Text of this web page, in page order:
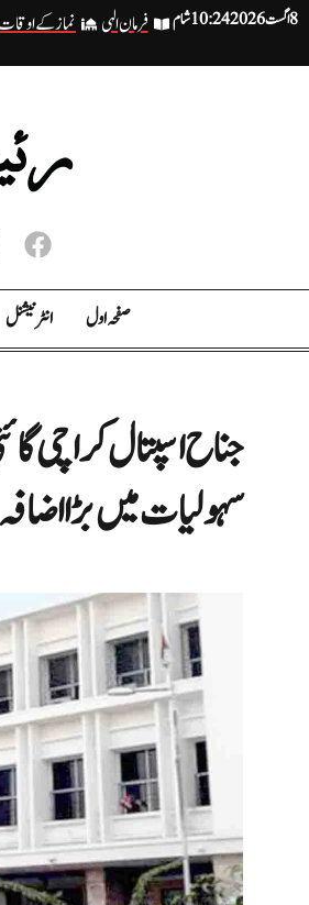
8 اگست 2026 10:24 شام فرمان الہی نماز کے
صفحہ اول انٹر نیشنل
جناح اسپتال کراچی
سہولیات میں بڑا اضافہ